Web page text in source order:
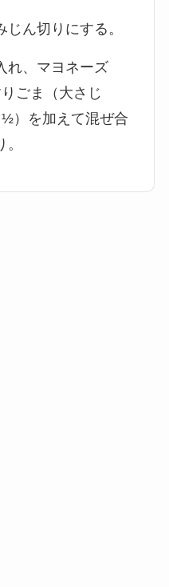
ん切りにする。
れ、マヨネーズ
ごま（大さじ
）を加えて混ぜ合